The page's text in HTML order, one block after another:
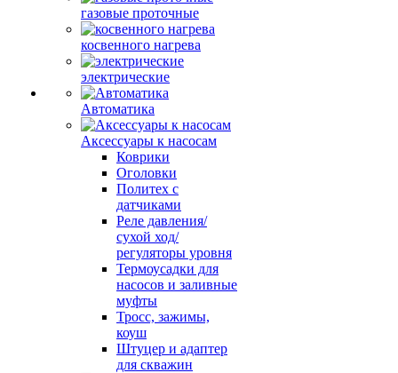
газовые проточные
косвенного нагрева
электрические
Автоматика
Аксессуары к насосам
Коврики
Оголовки
Политех с
датчиками
Реле давления/
сухой ход/
регуляторы уровня
Термоусадки для
насосов и заливные
муфты
Тросс, зажимы,
коуш
Штуцер и адаптер
для скважин